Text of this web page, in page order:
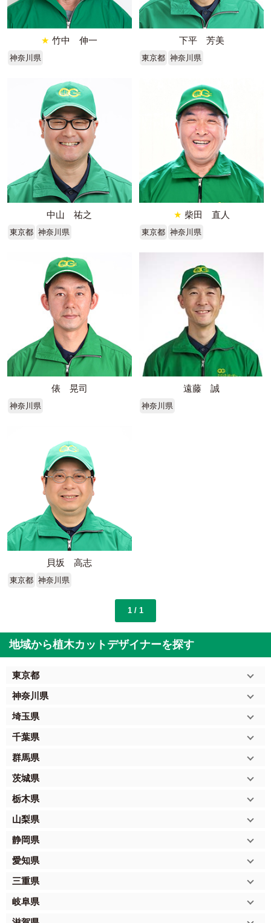
★ 竹中 伸一
神奈川県
下平 芳美
東京都 神奈川県
中山 祐之
東京都 神奈川県
★ 柴田 直人
東京都 神奈川県
俵 晃司
神奈川県
遠藤 誠
神奈川県
貝坂 高志
東京都 神奈川県
1 / 1
地域から植木カットデザイナーを探す
東京都
神奈川県
埼玉県
千葉県
群馬県
茨城県
栃木県
山梨県
静岡県
愛知県
三重県
岐阜県